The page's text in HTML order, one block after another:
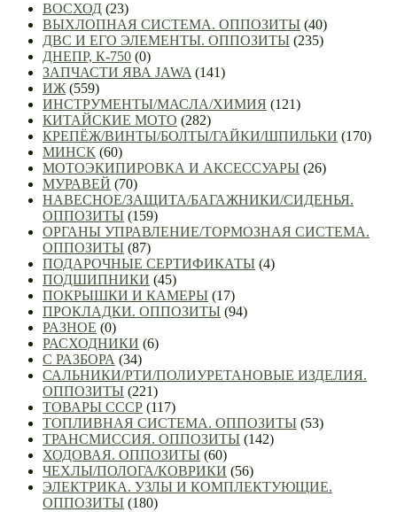
ВОСХОД (23)
ВЫХЛОПНАЯ СИСТЕМА. ОППОЗИТЫ (40)
ДВС И ЕГО ЭЛЕМЕНТЫ. ОППОЗИТЫ (235)
ДНЕПР, К-750 (0)
ЗАПЧАСТИ ЯВА JAWA (141)
ИЖ (559)
ИНСТРУМЕНТЫ/МАСЛА/ХИМИЯ (121)
КИТАЙСКИЕ МОТО (282)
КРЕПЁЖ/ВИНТЫ/БОЛТЫ/ГАЙКИ/ШПИЛЬКИ (170)
МИНСК (60)
МОТОЭКИПИРОВКА И АКСЕССУАРЫ (26)
МУРАВЕЙ (70)
НАВЕСНОЕ/ЗАЩИТА/БАГАЖНИКИ/СИДЕНЬЯ.
ОППОЗИТЫ (159)
ОРГАНЫ УПРАВЛЕНИЕ/ТОРМОЗНАЯ СИСТЕМА.
ОППОЗИТЫ (87)
ПОДАРОЧНЫЕ СЕРТИФИКАТЫ (4)
ПОДШИПНИКИ (45)
ПОКРЫШКИ И КАМЕРЫ (17)
ПРОКЛАДКИ. ОППОЗИТЫ (94)
РАЗНОЕ (0)
РАСХОДНИКИ (6)
С РАЗБОРА (34)
САЛЬНИКИ/РТИ/ПОЛИУРЕТАНОВЫЕ ИЗДЕЛИЯ.
ОППОЗИТЫ (221)
ТОВАРЫ СССР (117)
ТОПЛИВНАЯ СИСТЕМА. ОППОЗИТЫ (53)
ТРАНСМИССИЯ. ОППОЗИТЫ (142)
ХОДОВАЯ. ОППОЗИТЫ (60)
ЧЕХЛЫ/ПОЛОГА/КОВРИКИ (56)
ЭЛЕКТРИКА. УЗЛЫ И КОМПЛЕКТУЮЩИЕ.
ОППОЗИТЫ (180)